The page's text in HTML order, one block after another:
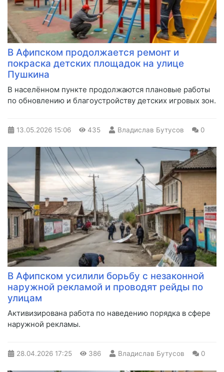
В Афипском продолжается ремонт и
покраска детских площадок на улице
Пушкина
В населённом пункте продолжаются плановые работы
по обновлению и благоустройству детских игровых зон.
13.05.2026 15:06 435 Владислав Бутусов 0
В Афипском усилили борьбу с незаконной
наружной рекламой и проводят рейды по
улицам
Активизирована работа по наведению порядка в сфере
наружной рекламы.
28.04.2026 17:25 386 Владислав Бутусов 0